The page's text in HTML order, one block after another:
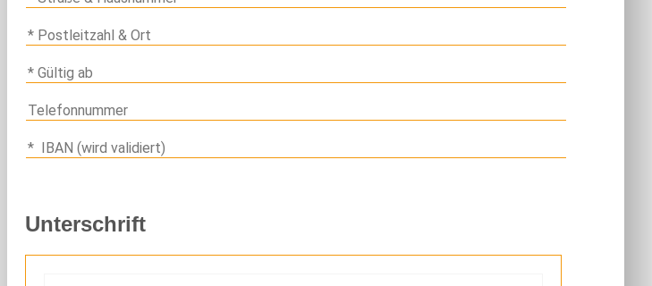
Unterschrift